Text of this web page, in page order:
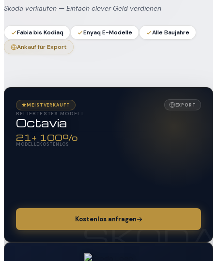
Skoda verkaufen — Einfach clever Geld verdienen
Fabia bis Kodiaq Enyaq E-Modelle
Alle Baujahre
Ankauf für Export
MEISTVERKAUFT EXPORT
BELIEBTESTES MODELL
Octavia
21+
MODELLE
100%
KOSTENLOS
Kostenlos anfragen